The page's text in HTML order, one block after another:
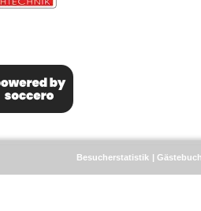
Besucherstatistik